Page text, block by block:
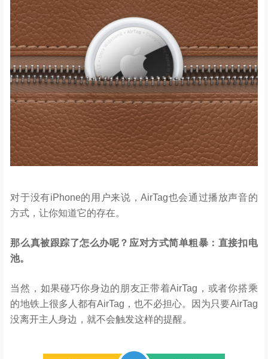
对于没有iPhone的用户来说，AirTag也会通过播放声音的
方式，让你知道它的存在。
那么真被跟踪了怎么办呢？应对方式简单粗暴：直接扣电
池。
当然，如果碰巧你身边的朋友正带着AirTag，或者你搭乘
的地铁上很多人都有AirTag，也不必担心。因为只要AirTag
没离开主人身边，就不会触发这样的提醒。